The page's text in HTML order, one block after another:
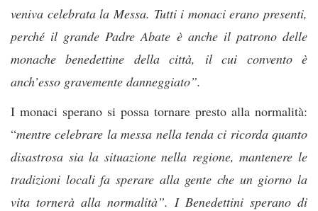
veniva celebrata la Messa. Tutti i monaci erano presenti,
perché il grande Padre Abate è anche il patrono delle
monache benedettine della città, il cui convento è
anch’esso gravemente danneggiato”.
I monaci sperano si possa tornare presto alla normalità:
“mentre celebrare la messa nella tenda ci ricorda quanto
disastrosa sia la situazione nella regione, mantenere le
tradizioni locali fa sperare alla gente che un giorno la
vita tornerà alla normalità”. I Benedettini sperano di